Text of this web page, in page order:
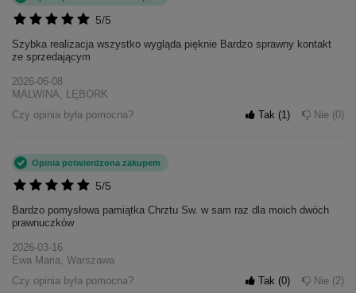
5/5
Szybka realizacja wszystko wygląda pięknie Bardzo sprawny kontakt
ze sprzedającym
2026-06-08
MALWINA, LĘBORK
Czy opinia była pomocna?
Tak 1 Nie 0
5/5
Opinia potwierdzona zakupem
Bardzo pomysłowa pamiątka Chrztu Sw. w sam raz dla moich dwóch
prawnuczków
2026-03-16
Ewa Maria, Warszawa
Czy opinia była pomocna?
Tak 0 Nie 2